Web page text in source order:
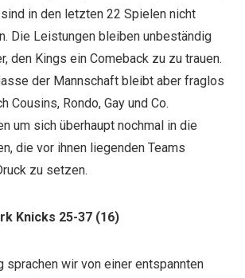
in den letzten 22 Spielen nicht
Die Leistungen bleiben unbeständig
den Kings ein Comeback zu zu trauen.
der Mannschaft bleibt aber fraglos
Cousins, Rondo, Gay und Co.
um sich überhaupt nochmal in die
die vor ihnen liegenden Teams
zu setzen.
Knicks 25-37 (16)
sprachen wir von einer entspannten